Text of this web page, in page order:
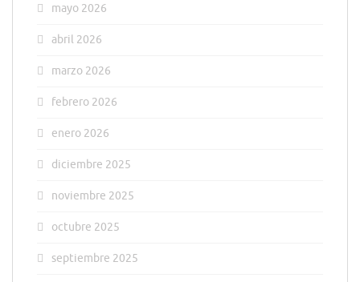
mayo 2026
abril 2026
marzo 2026
febrero 2026
enero 2026
diciembre 2025
noviembre 2025
octubre 2025
septiembre 2025